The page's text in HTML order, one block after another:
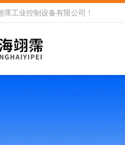
霈工业控制设备有限公司 ！